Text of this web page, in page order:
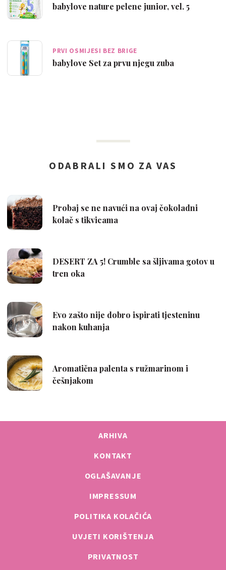
babylove nature pelene junior, vel. 5
PRVI OSMIJESI BEZ BRIGE
babylove Set za prvu njegu zuba
ARHIVA
KONTAKT
OGLAŠAVANJE
IMPRESSUM
POLITIKA KOLAČIĆA
UVJETI KORIŠTENJA
PRIVATNOST